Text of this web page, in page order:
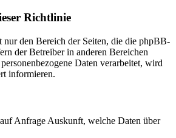
Richtlinie
nur den Bereich der Seiten, die die phpBB-
der Betreiber in anderen Bereichen
Daten verarbeitet, wird
informieren.
Anfrage Auskunft, welche Daten über